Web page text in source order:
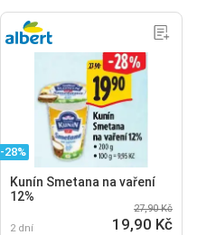
-28%
Kunín Smetana na vaření
12%
2 dní
27,90 Kč
19,90 Kč